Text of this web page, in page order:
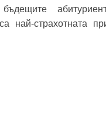
най-страхотната